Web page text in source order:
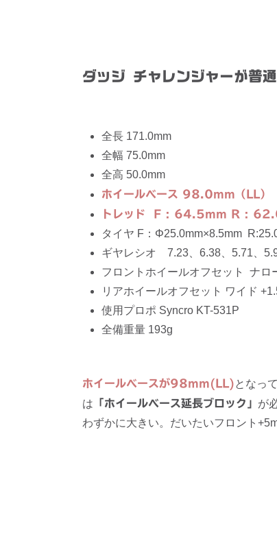
ダッジ チャレンジャーが普
全長 171.0mm
全幅 75.0mm
全高 50.0mm
ホイールベース 98.0mm（LL）
トレッド F : 64.5mm R :
タイヤ F：Φ25.0mm×8.5mm
ギヤレシオ 7.23、6.38、5.71、
フロントホイールオフセット ナロ
リアホイールオフセット ワイド
使用プロポ Syncro KT-531P
全備重量 193g
ホイールベースが98mm(LL)となっ
は 「ホイールベース延長ブロック」 が
わずかに大きい。だいたいフロント